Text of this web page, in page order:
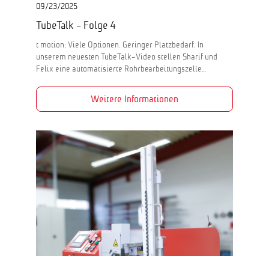
09/23/2025
TubeTalk - Folge 4
t motion: Viele Optionen. Geringer Platzbedarf. In
unserem neuesten TubeTalk-Video stellen Sharif und
Felix eine automatisierte Rohrbearbeitungszelle…
Weitere Informationen